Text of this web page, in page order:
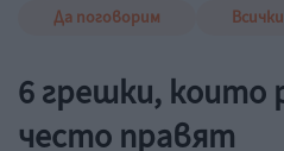
Да поговорим
6 грешки,
често правят